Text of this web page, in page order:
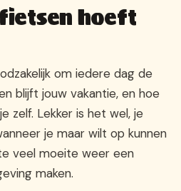
hoeft
om iedere dag de
blijft jouw vakantie, en hoe
zelf. Lekker is het wel, je
je maar wilt op kunnen
veel moeite weer een
maken.